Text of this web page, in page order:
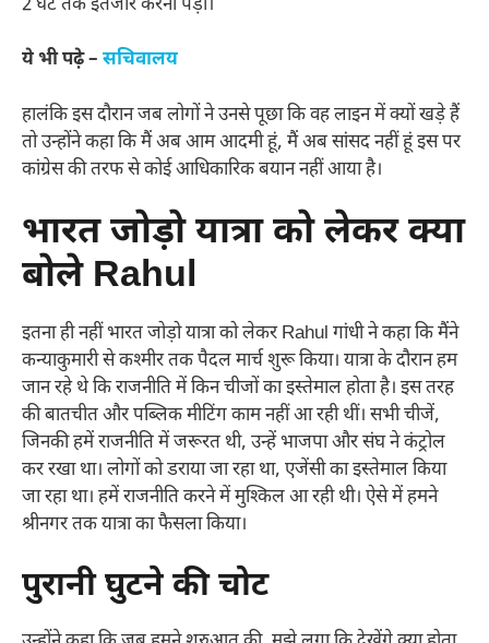
2 घंटे तक इंतजार करना पड़ा।
ये भी पढ़े – सचिवालय
हालंकि इस दौरान जब लोगों ने उनसे पूछा कि वह लाइन में क्यों खड़े हैं
तो उन्होंने कहा कि मैं अब आम आदमी हूं, मैं अब सांसद नहीं हूं इस पर
कांग्रेस की तरफ से कोई आधिकारिक बयान नहीं आया है।
भारत जोड़ो यात्रा को लेकर क्या
बोले Rahul
इतना ही नहीं भारत जोड़ो यात्रा को लेकर Rahul गांधी ने कहा कि मैंने
कन्याकुमारी से कश्मीर तक पैदल मार्च शुरू किया। यात्रा के दौरान हम
जान रहे थे कि राजनीति में किन चीजों का इस्तेमाल होता है। इस तरह
की बातचीत और पब्लिक मीटिंग काम नहीं आ रही थीं। सभी चीजें,
जिनकी हमें राजनीति में जरूरत थी, उन्हें भाजपा और संघ ने कंट्रोल
कर रखा था। लोगों को डराया जा रहा था, एजेंसी का इस्तेमाल किया
जा रहा था। हमें राजनीति करने में मुश्किल आ रही थी। ऐसे में हमने
श्रीनगर तक यात्रा का फैसला किया।
पुरानी घुटने की चोट